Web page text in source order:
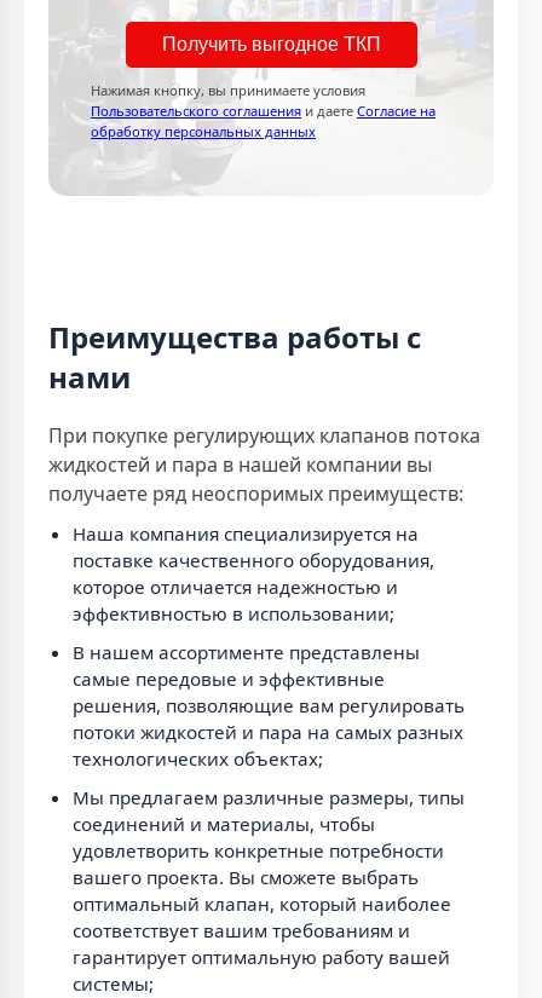
Получить выгодное ТКП
Нажимая кнопку, вы принимаете условия
Пользовательского соглашения и даете Согласие на
обработку персональных данных
Преимущества работы с
нами
При покупке регулирующих клапанов потока
жидкостей и пара в нашей компании вы
получаете ряд неоспоримых преимуществ:
Наша компания специализируется на
поставке качественного оборудования,
которое отличается надежностью и
эффективностью в использовании;
В нашем ассортименте представлены
самые передовые и эффективные
решения, позволяющие вам регулировать
потоки жидкостей и пара на самых разных
технологических объектах;
Мы предлагаем различные размеры, типы
соединений и материалы, чтобы
удовлетворить конкретные потребности
вашего проекта. Вы сможете выбрать
оптимальный клапан, который наиболее
соответствует вашим требованиям и
гарантирует оптимальную работу вашей
системы;